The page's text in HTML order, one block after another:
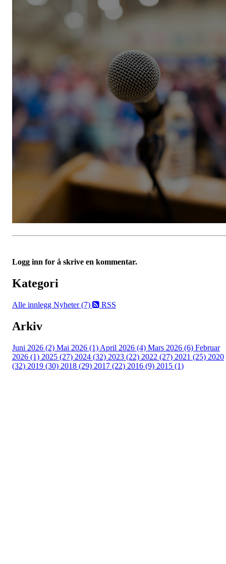
Logg inn for å skrive en kommentar.
Kategori
Alle innlegg Nyheter (7) RSS
Arkiv
Juni 2026 (2) Mai 2026 (1) April 2026 (4) Mars 2026 (6) Februar
2026 (1) 2025 (27) 2024 (32) 2023 (22) 2022 (27) 2021 (25) 2020
(32) 2019 (30) 2018 (29) 2017 (22) 2016 (9) 2015 (1)